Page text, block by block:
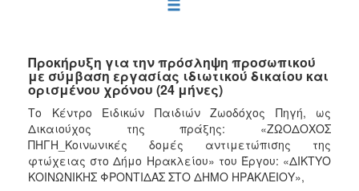
2020
2019
2018
2017
2016
Προκήρυξη για την πρόσληψη προσωπικού
με σύμβαση εργασίας ιδιωτικού δικαίου και
ορισμένου χρόνου (24 μήνες)
Tο Κέντρο Ειδικών Παιδιών Ζωοδόχος Πηγή, ως
Δικαιούχος της πράξης: «ΖΩΟΔΟΧΟΣ
ΠΗΓΗ_Κοινωνικές δομές αντιμετώπισης της
φτώχειας στο Δήμο Ηρακλείου» του Έργου: «ΔΙΚΤΥΟ
ΚΟΙΝΩΝΙΚΗΣ ΦΡΟΝΤΙΔΑΣ ΣΤΟ ΔΗΜΟ ΗΡΑΚΛΕΙΟΥ»,